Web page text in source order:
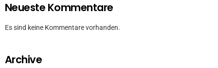
Neueste Kommentare
Es sind keine Kommentare vorhanden.
Archive